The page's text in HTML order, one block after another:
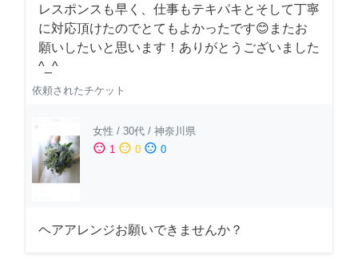
レスポンスも早く、仕事もテキパキとそして丁寧
に対応頂けたのでとてもよかったです😊またお
願いしたいと思います！ありがとうございました
^_^
依頼されたチケット
女性 / 30代 / 神奈川県
sentiment_satisfied 1 sentiment_neutral 0 sentiment_dissatisfied 0
ヘアアレンジお願いできませんか？